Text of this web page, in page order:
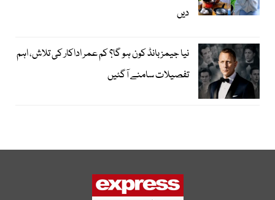
دیں
نیا جیمز بانڈ کون ہو گا؟ کم عمر اداکار کی تلاش، اہم
تفصیلات سامنے آگئیں